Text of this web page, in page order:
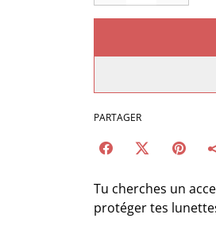
PARTAGER
Tu cherches un
protéger tes